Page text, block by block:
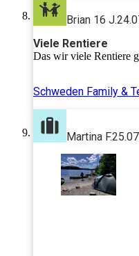
Brian 16 J.
Viele Rentiere
Das wir viele Rentiere
Schweden Family &
Martina F.